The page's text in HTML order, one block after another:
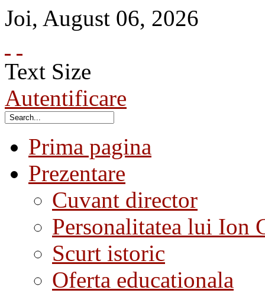
Joi, August 06, 2026
Text Size
Autentificare
Prima pagina
Prezentare
Cuvant director
Personalitatea lui Ion
Scurt istoric
Oferta educationala